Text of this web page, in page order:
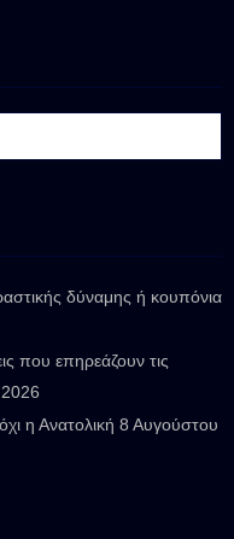
δύναμης ή κουπόνια
που επηρεάζουν τις
η Ανατολική 8 Αυγούστου